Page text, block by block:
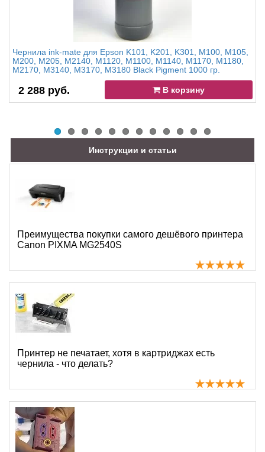
Чернила ink-mate для Epson K101, K201, K301, M100, M105,
M200, M205, M2140, M1120, M1100, M1140, M1170, M1180,
M2170, M3140, M3170, M3180 Black Pigment 1000 гр.
2 288 руб. В корзину
Инструкции и статьи
Преимущества покупки самого дешёвого принтера
Canon PIXMA MG2540S
Принтер не печатает, хотя в картриджах есть
чернила - что делать?